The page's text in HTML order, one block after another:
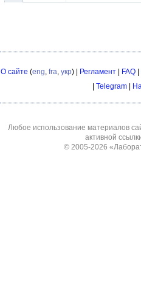
О сайте (eng, fra, укр) | Регламент| FAQ|
Telegram
Любое использование материалов
активной
© 2005-2026